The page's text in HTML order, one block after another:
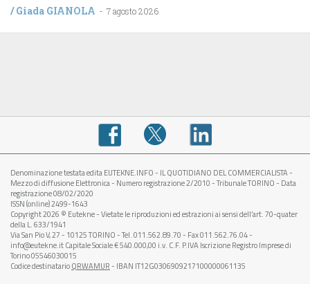
/Giada GIANOLA - 7 agosto 2026
Denominazione testata edita EUTEKNE.INFO - IL QUOTIDIANO DEL COMMERCIALISTA -
Mezzo di diffusione Elettronica - Numero registrazione 2/2010 - Tribunale TORINO - Data
registrazione 08/02/2020
ISSN (online) 2499-1643
Copyright 2026 © Eutekne - Vietate le riproduzioni ed estrazioni ai sensi dell’art. 70-quater
della L. 633/1941
Via San Pio V, 27 - 10125 TORINO - Tel. 011.562.89.70 - Fax 011.562.76.04 -
info@eutekne.it Capitale Sociale € 540.000,00 i.v. C.F. P.IVA Iscrizione Registro Imprese di
Torino 05546030015
Codice destinatarioQRWAMUR- IBAN IT12G0306909217100000061135